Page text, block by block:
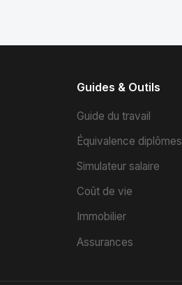
Guides & Outils
Guide du travail
Équivalence diplômes
Simulateur salaire
Coût de vie
Immobilier
Assurances